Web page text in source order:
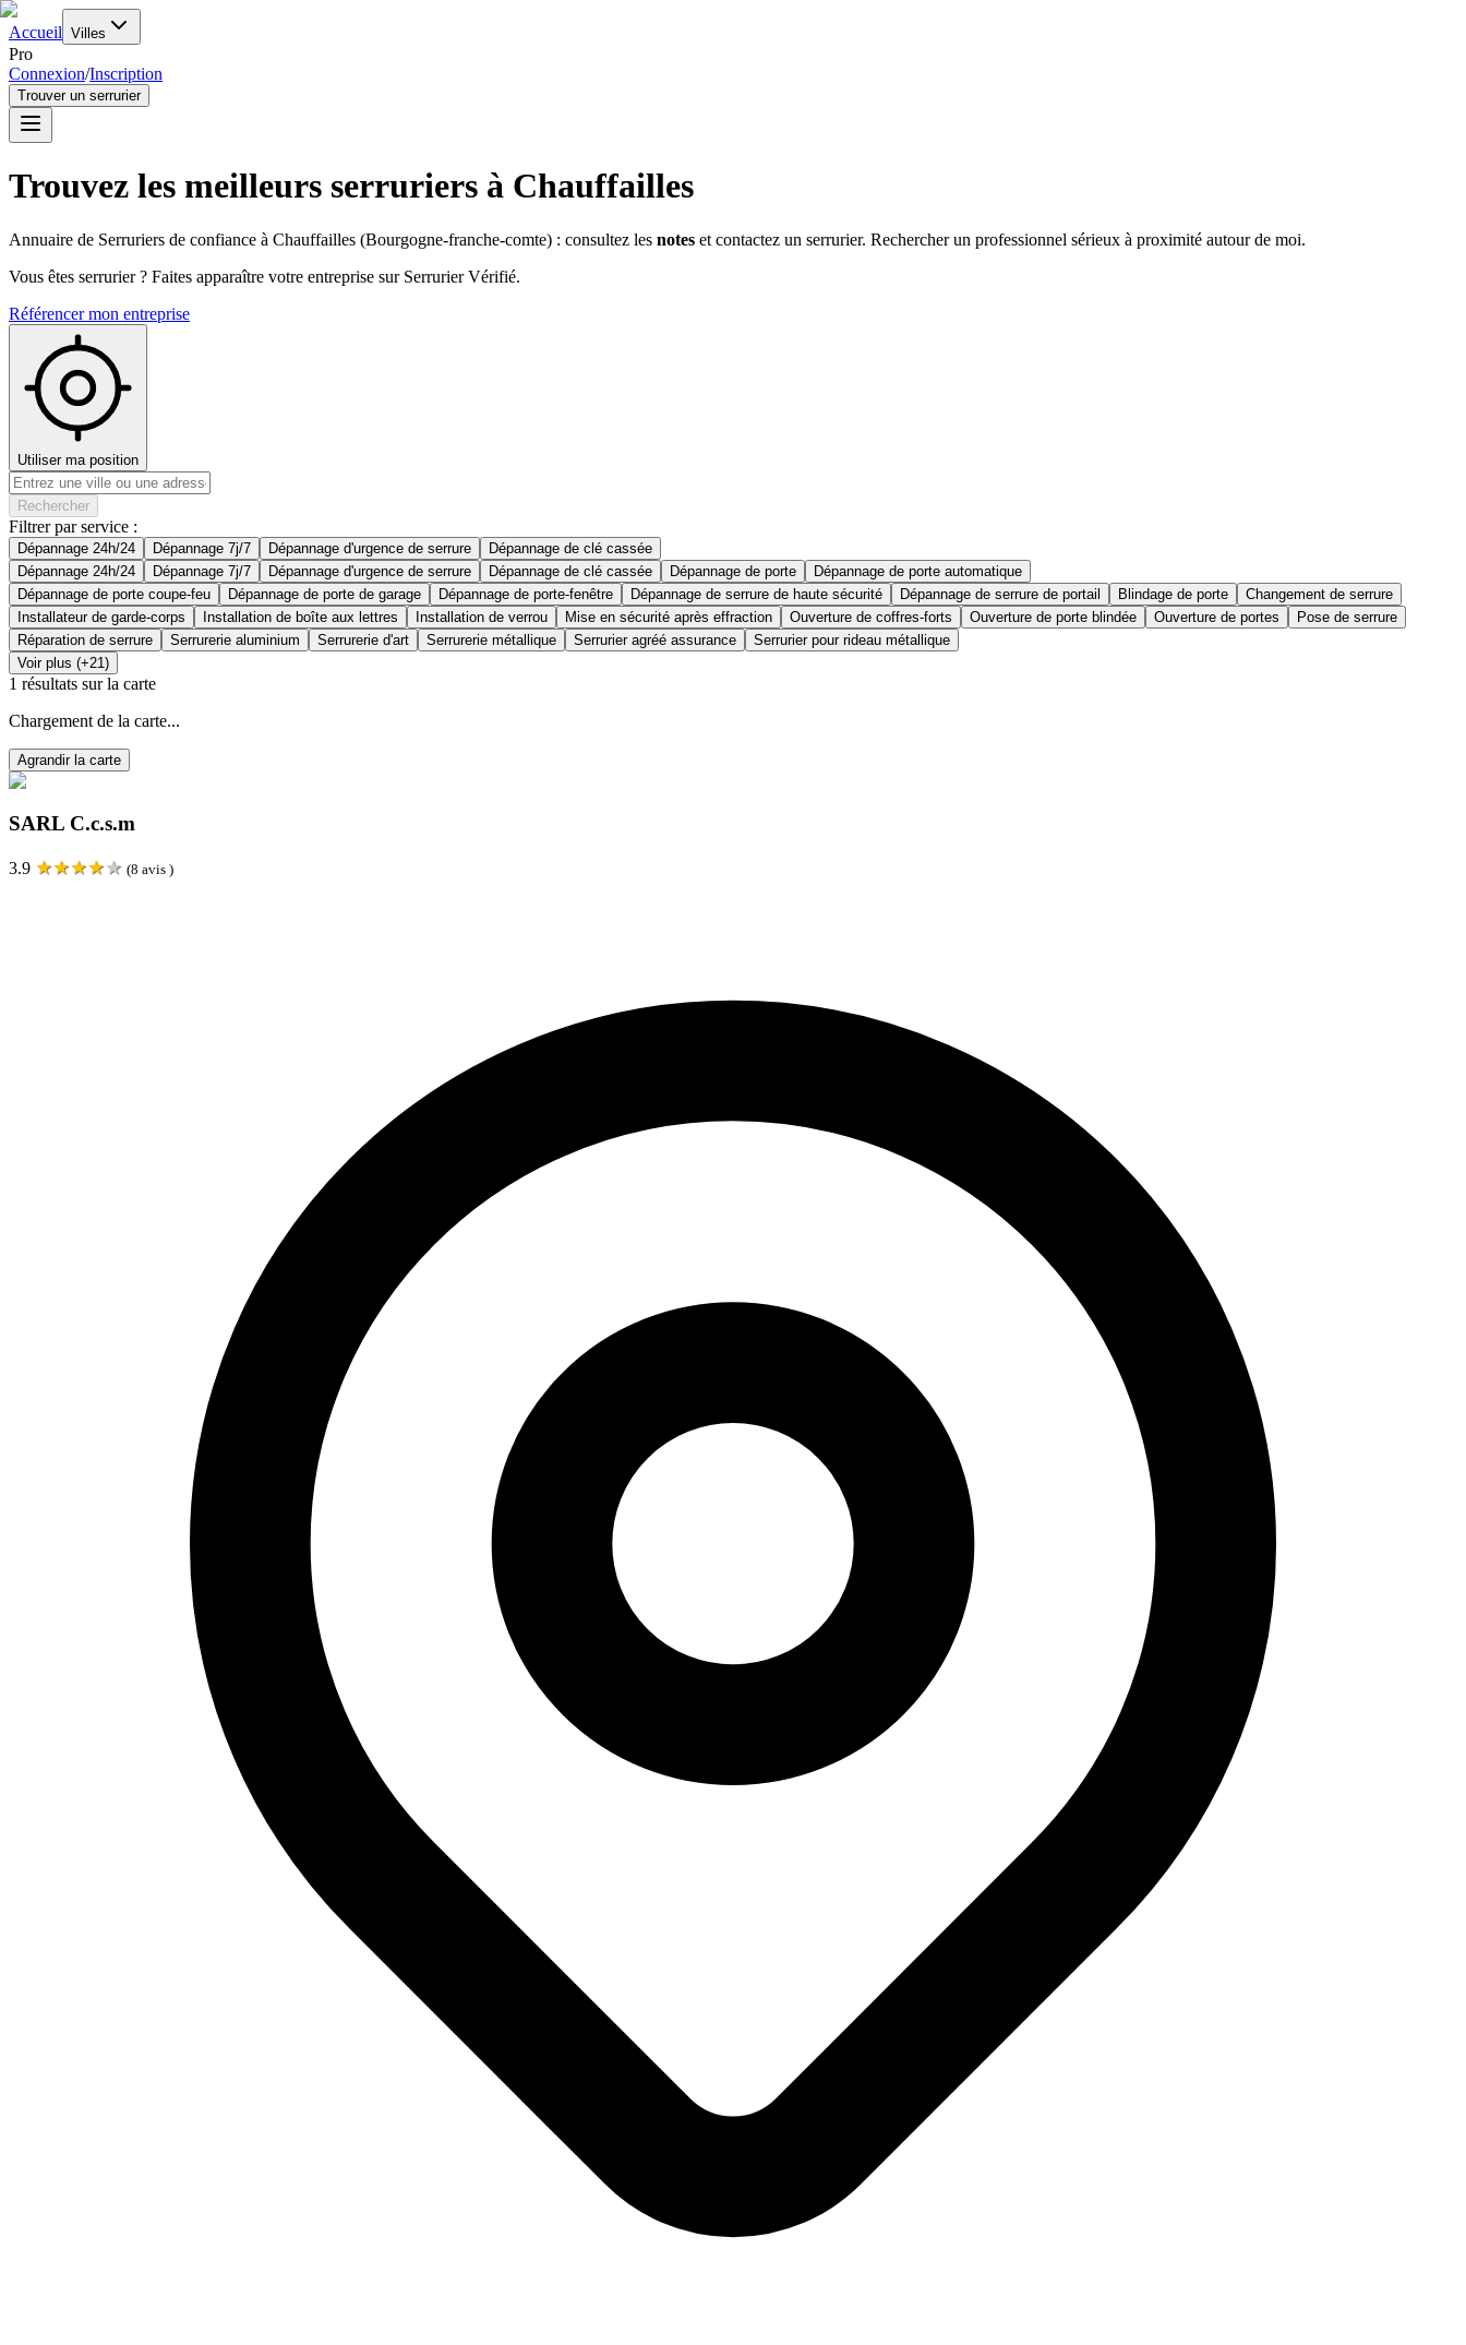
Accueil Villes
Pro
Connexion/Inscription
Trouver un serrurier
Trouvez les meilleurs serruriers à Chauffailles
Annuaire de Serruriers de confiance à Chauffailles (Bourgogne-franche-comte) : consultez les notes et contactez un serrurier. Rechercher un professionnel sérieux à proximité autour de moi.
Vous êtes serrurier ? Faites apparaître votre entreprise sur Serrurier Vérifié.
Référencer mon entreprise
Utiliser ma position
Rechercher
Filtrer par service :
Dépannage 24h/24 Dépannage 7j/7 Dépannage d'urgence de serrure
Dépannage de clé cassée
Dépannage 24h/24
Dépannage 7j/7 Dépannage d'urgence de serrure Dépannage de clé cassée Dépannage de porte
Dépannage de porte automatique
Dépannage de porte coupe-feu
Dépannage de porte de garage Dépannage de porte-fenêtre Dépannage de serrure de haute sécurité Dépannage de serrure de portail Blindage de porte
Changement de serrure
Installateur de garde-corps
Installation de boîte aux lettres Installation de verrou Mise en sécurité après effraction Ouverture de coffres-forts Ouverture de porte blindée Ouverture de portes
Pose de serrure
Réparation de serrure
Serrurerie aluminium Serrurerie d'art Serrurerie métallique Serrurier agréé assurance
Serrurier pour rideau métallique
Voir plus (+21)
1 résultats sur la carte
Chargement de la carte...
Agrandir la carte
SARL C.c.s.m
3.9 ★★★★★ (8 avis )